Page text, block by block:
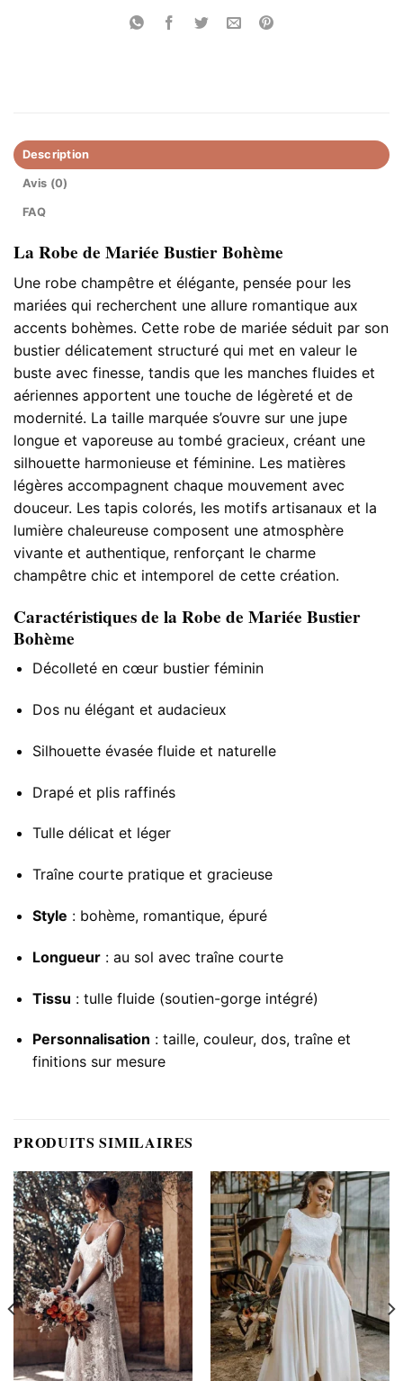
Description
Avis (0)
FAQ
La Robe de Mariée Bustier Bohème
Une robe champêtre et élégante, pensée pour les
mariées qui recherchent une allure romantique aux
accents bohèmes. Cette robe de mariée séduit par son
bustier délicatement structuré qui met en valeur le
buste avec finesse, tandis que les manches fluides et
aériennes apportent une touche de légèreté et de
modernité. La taille marquée s’ouvre sur une jupe
longue et vaporeuse au tombé gracieux, créant une
silhouette harmonieuse et féminine. Les matières
légères accompagnent chaque mouvement avec
douceur. Les tapis colorés, les motifs artisanaux et la
lumière chaleureuse composent une atmosphère
vivante et authentique, renforçant le charme
champêtre chic et intemporel de cette création.
Caractéristiques de la Robe de Mariée Bustier
Bohème
Décolleté en cœur bustier féminin
Dos nu élégant et audacieux
Silhouette évasée fluide et naturelle
Drapé et plis raffinés
Tulle délicat et léger
Traîne courte pratique et gracieuse
Style : bohème, romantique, épuré
Longueur: au sol avec traîne courte
Tissu : tulle fluide (soutien-gorge intégré)
Personnalisation : taille, couleur, dos, traîne et
finitions sur mesure
PRODUITS SIMILAIRES